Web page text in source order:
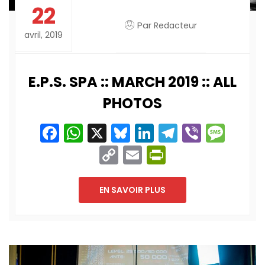
22
avril, 2019
Par Redacteur
E.P.S. SPA :: MARCH 2019 :: ALL
PHOTOS
Facebook
WhatsApp
X Bluesky
LinkedIn
Telegram
Viber
Copy
Link
Email
EN SAVOIR PLUS